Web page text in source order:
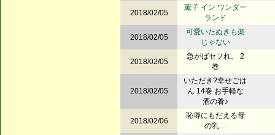
2018/02/05
薫子 イン ワンダー
ランド
2018/02/05
可愛いたぬきも楽
じゃない
2018/02/05
急がばセフれ。 2
巻
2018/02/05
いただき?幸せごは
ん 14巻 お手軽な
酒の肴♪
2018/02/06
恥辱にもだえる母
の乳…